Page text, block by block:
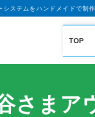
ステムをハンドメイドで制
TOP
谷さま